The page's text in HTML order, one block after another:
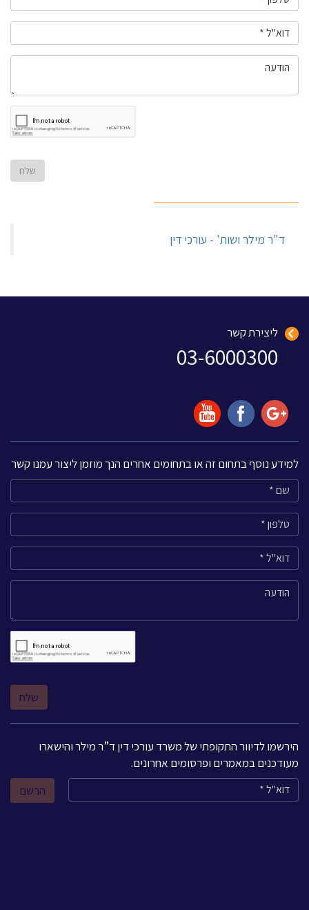
‏ד"ר מילר ושות' - עורכי דין‏
ליצירת קשר
03-6000300
למידע נוסף בתחום זה או בתחומים אחרים הנך מוזמן ליצור עמנו קשר
הירשמו לדיוור התקופתי של משרד עורכי דין ד”ר מילר והישארו
מעודכנים במאמרים ופרסומים אחרונים.